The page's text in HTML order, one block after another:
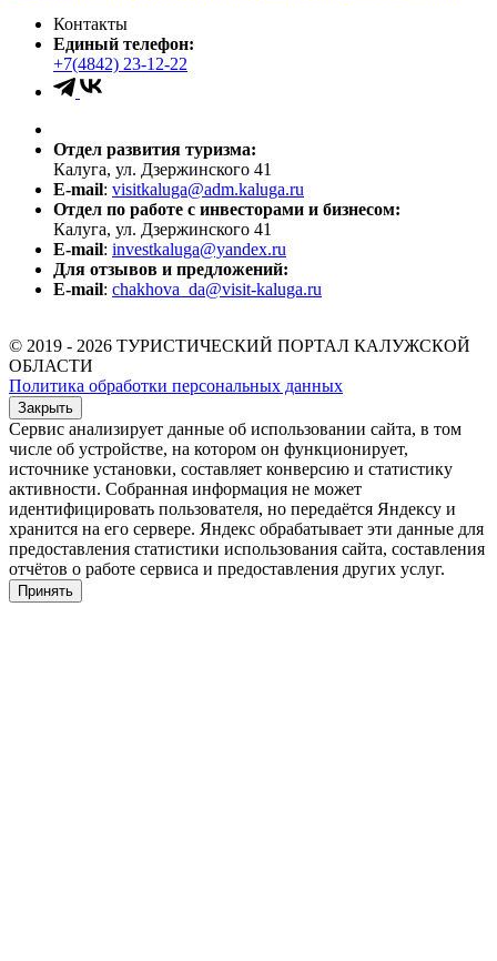
Контакты
Единый телефон:
+7(4842) 23-12-22
Отдел развития туризма:
Калуга, ул. Дзержинского 41
E-mail: visitkaluga@adm.kaluga.ru
Отдел по работе с инвесторами и бизнесом:
Калуга, ул. Дзержинского 41
E-mail: investkaluga@yandex.ru
Для отзывов и предложений:
E-mail: chakhova_da@visit-kaluga.ru
© 2019 - 2026 ТУРИСТИЧЕСКИЙ ПОРТАЛ КАЛУЖСКОЙ
ОБЛАСТИ
Политика обработки персональных данных
Закрыть
Сервис анализирует данные об использовании сайта, в том
числе об устройстве, на котором он функционирует,
источнике установки, составляет конверсию и статистику
активности. Собранная информация не может
идентифицировать пользователя, но передаётся Яндексу и
хранится на его сервере. Яндекс обрабатывает эти данные для
предоставления статистики использования сайта, составления
отчётов о работе сервиса и предоставления других услуг.
Принять